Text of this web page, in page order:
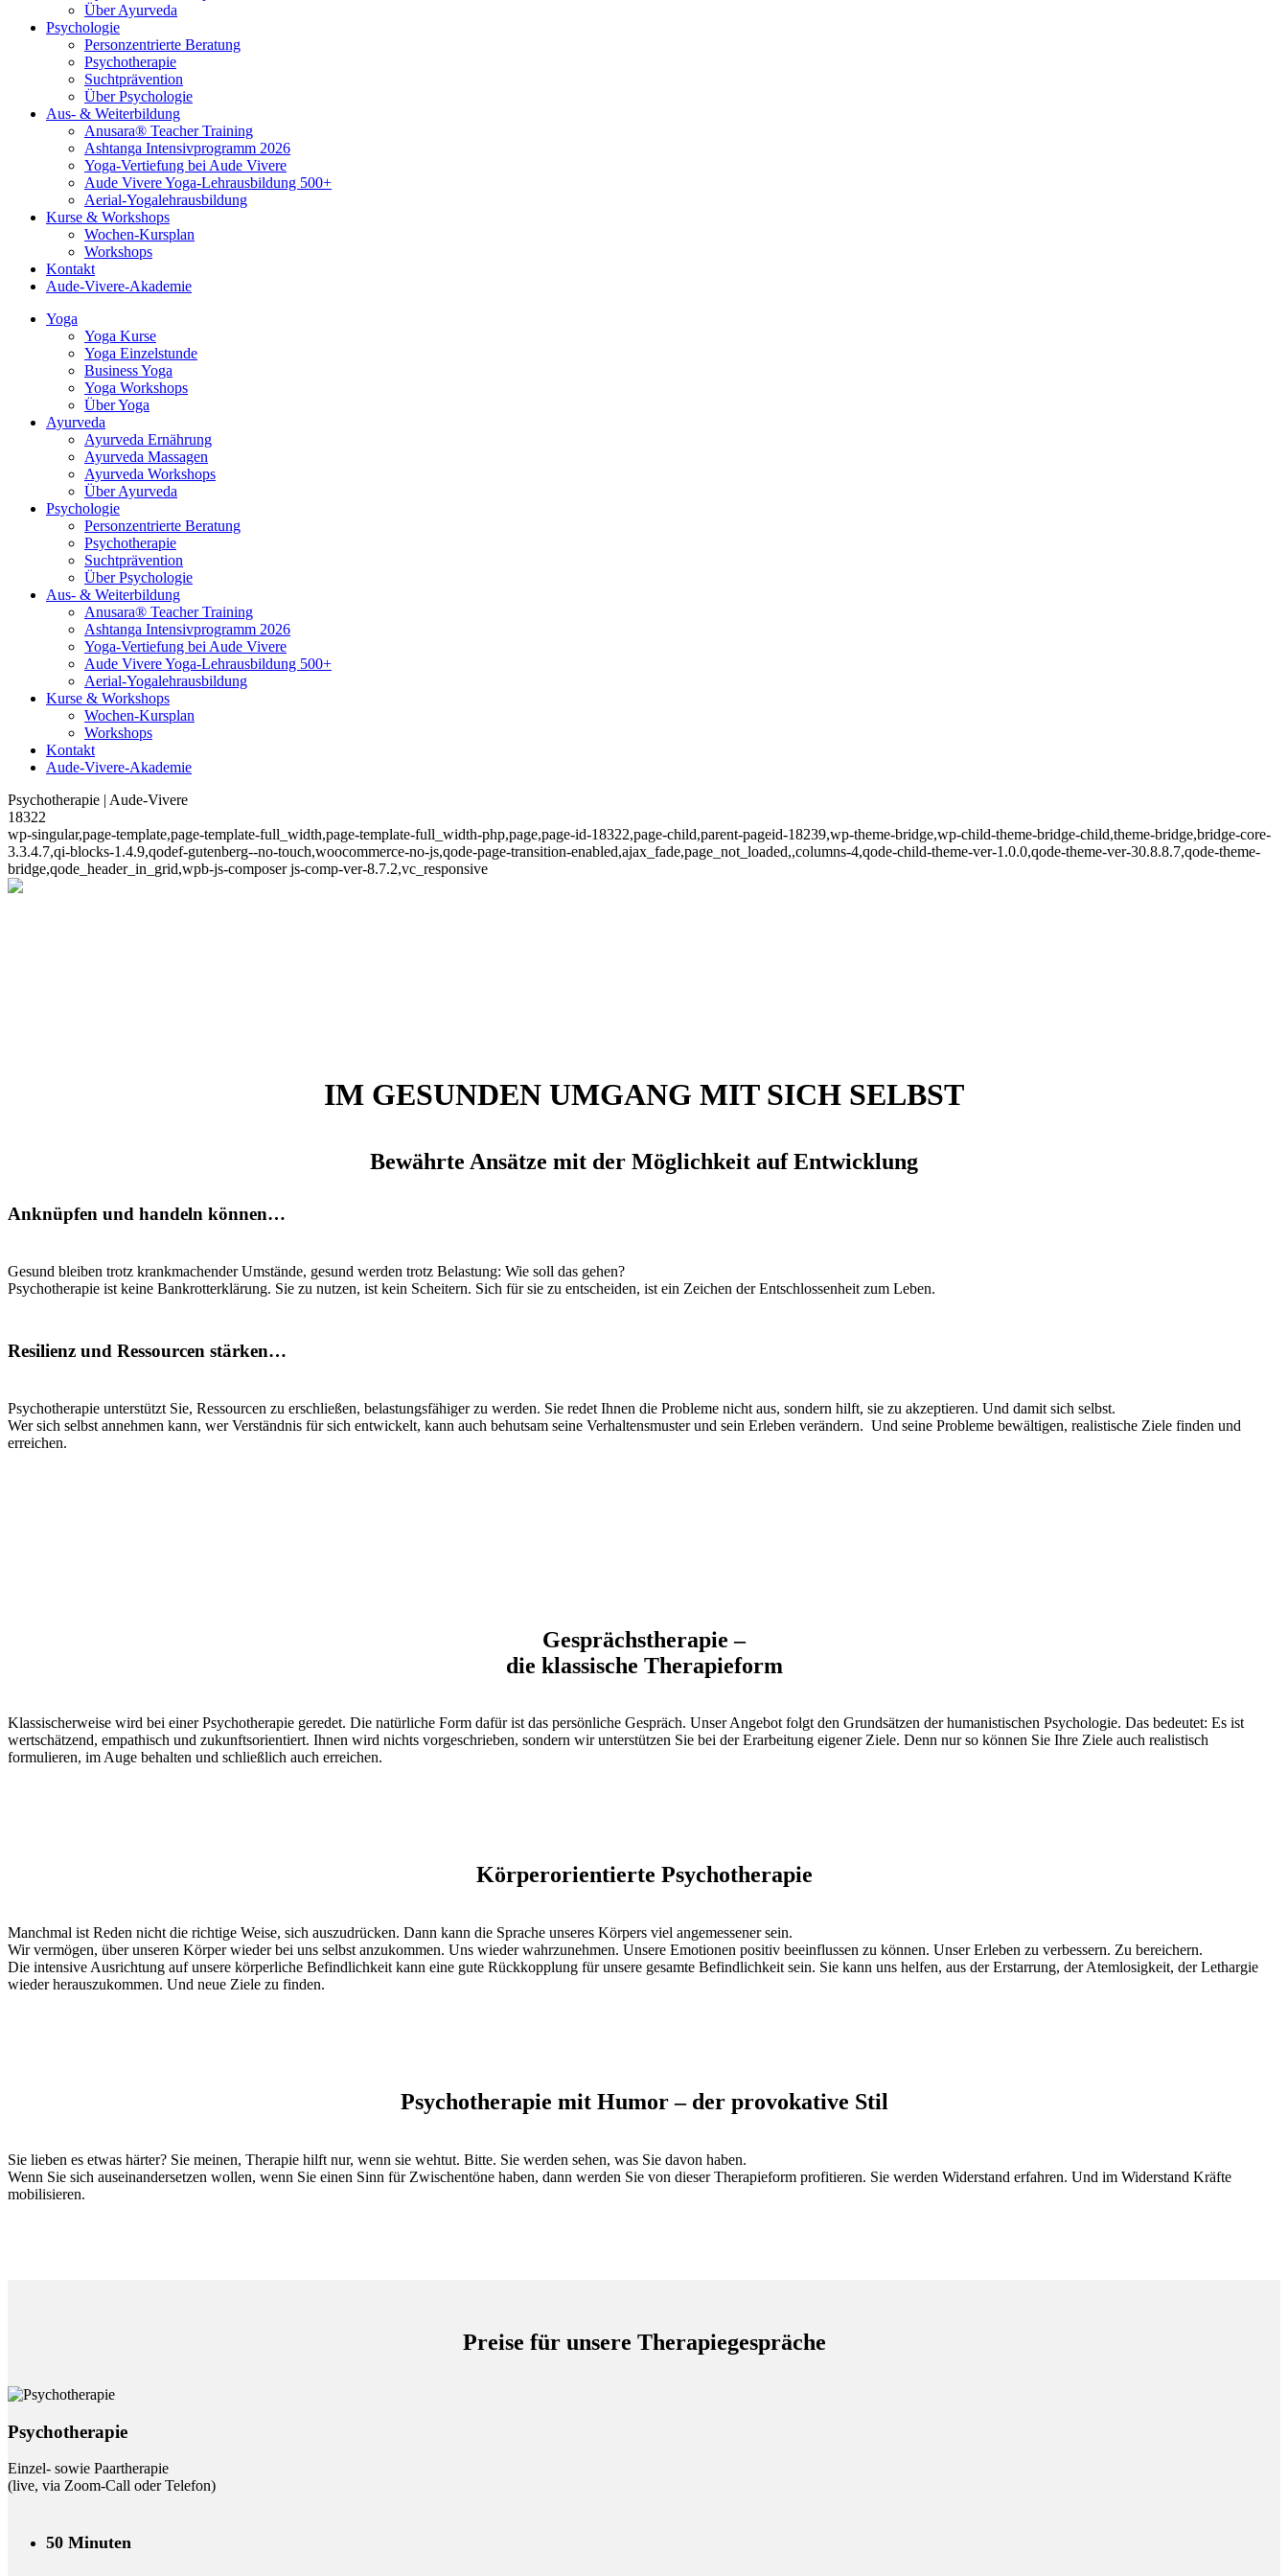
Über Ayurveda
Psychologie
Personzentrierte Beratung
Psychotherapie
Suchtprävention
Über Psychologie
Aus- & Weiterbildung
Anusara® Teacher Training
Ashtanga Intensivprogramm 2026
Yoga-Vertiefung bei Aude Vivere
Aude Vivere Yoga-Lehrausbildung 500+
Aerial-Yogalehrausbildung
Kurse & Workshops
Wochen-Kursplan
Workshops
Kontakt
Aude-Vivere-Akademie
Yoga
Yoga Kurse
Yoga Einzelstunde
Business Yoga
Yoga Workshops
Über Yoga
Ayurveda
Ayurveda Ernährung
Ayurveda Massagen
Ayurveda Workshops
Über Ayurveda
Psychologie
Personzentrierte Beratung
Psychotherapie
Suchtprävention
Über Psychologie
Aus- & Weiterbildung
Anusara® Teacher Training
Ashtanga Intensivprogramm 2026
Yoga-Vertiefung bei Aude Vivere
Aude Vivere Yoga-Lehrausbildung 500+
Aerial-Yogalehrausbildung
Kurse & Workshops
Wochen-Kursplan
Workshops
Kontakt
Aude-Vivere-Akademie
Psychotherapie | Aude-Vivere
18322
wp-singular,page-template,page-template-full_width,page-template-full_width-php,page,page-id-18322,page-child,parent-pageid-18239,wp-theme-bridge,wp-child-theme-bridge-child,theme-bridge,bridge-core-
3.3.4.7,qi-blocks-1.4.9,qodef-gutenberg--no-touch,woocommerce-no-js,qode-page-transition-enabled,ajax_fade,page_not_loaded,,columns-4,qode-child-theme-ver-1.0.0,qode-theme-ver-30.8.8.7,qode-theme-
bridge,qode_header_in_grid,wpb-js-composer js-comp-ver-8.7.2,vc_responsive
IM GESUNDEN UMGANG MIT SICH SELBST
Bewährte Ansätze mit der Möglichkeit auf Entwicklung
Anknüpfen und handeln können…
Gesund bleiben trotz krankmachender Umstände, gesund werden trotz Belastung: Wie soll das gehen?
Psychotherapie ist keine Bankrotterklärung. Sie zu nutzen, ist kein Scheitern. Sich für sie zu entscheiden, ist ein Zeichen der Entschlossenheit zum Leben.
Resilienz und Ressourcen stärken…
Psychotherapie unterstützt Sie, Ressourcen zu erschließen, belastungsfähiger zu werden. Sie redet Ihnen die Probleme nicht aus, sondern hilft, sie zu akzeptieren. Und damit sich selbst.
Wer sich selbst annehmen kann, wer Verständnis für sich entwickelt, kann auch behutsam seine Verhaltensmuster und sein Erleben verändern. Und seine Probleme bewältigen, realistische Ziele finden und
erreichen.
Gesprächstherapie –
die klassische Therapieform
Klassischerweise wird bei einer Psychotherapie geredet. Die natürliche Form dafür ist das persönliche Gespräch. Unser Angebot folgt den Grundsätzen der humanistischen Psychologie. Das bedeutet: Es ist
wertschätzend, empathisch und zukunftsorientiert. Ihnen wird nichts vorgeschrieben, sondern wir unterstützen Sie bei der Erarbeitung eigener Ziele. Denn nur so können Sie Ihre Ziele auch realistisch
formulieren, im Auge behalten und schließlich auch erreichen.
Körperorientierte Psychotherapie
Manchmal ist Reden nicht die richtige Weise, sich auszudrücken. Dann kann die Sprache unseres Körpers viel angemessener sein.
Wir vermögen, über unseren Körper wieder bei uns selbst anzukommen. Uns wieder wahrzunehmen. Unsere Emotionen positiv beeinflussen zu können. Unser Erleben zu verbessern. Zu bereichern.
Die intensive Ausrichtung auf unsere körperliche Befindlichkeit kann eine gute Rückkopplung für unsere gesamte Befindlichkeit sein. Sie kann uns helfen, aus der Erstarrung, der Atemlosigkeit, der Lethargie
wieder herauszukommen. Und neue Ziele zu finden.
Psychotherapie mit Humor – der provokative Stil
Sie lieben es etwas härter? Sie meinen, Therapie hilft nur, wenn sie wehtut. Bitte. Sie werden sehen, was Sie davon haben.
Wenn Sie sich auseinandersetzen wollen, wenn Sie einen Sinn für Zwischentöne haben, dann werden Sie von dieser Therapieform profitieren. Sie werden Widerstand erfahren. Und im Widerstand Kräfte
mobilisieren.
Preise für unsere Therapiegespräche
Psychotherapie
Einzel- sowie Paartherapie
(live, via Zoom-Call oder Telefon)
50 Minuten